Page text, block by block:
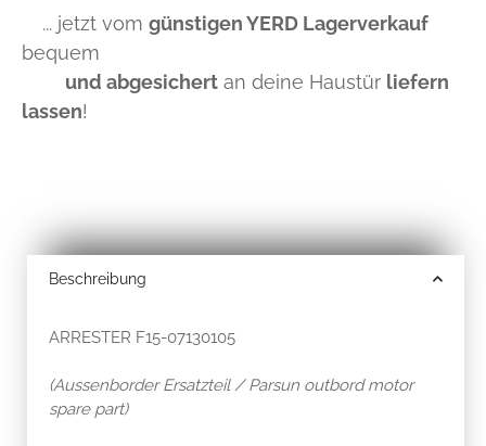
... jetzt vom günstigen YERD Lagerverkauf
bequem
und abgesichert an deine Haustür liefern
lassen!
Beschreibung
ARRESTER F15-07130105
(Aussenborder Ersatzteil / Parsun outbord motor
spare part)